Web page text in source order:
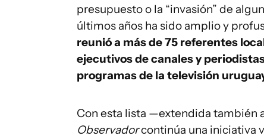
presupuesto o la “invasión” de
últimos años ha sido amplio y
reunió a más de 75 referentes
ejecutivos de canales y
programas de la televisión
Con esta lista —extendida también
Observadorcontinúa una iniciativa